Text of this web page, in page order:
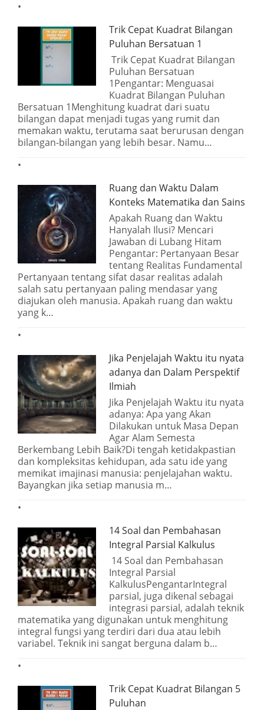
Trik Cepat Kuadrat Bilangan
Puluhan Bersatuan 1
Trik Cepat Kuadrat Bilangan
Puluhan Bersatuan
1Pengantar: Menguasai
Kuadrat Bilangan Puluhan
Bersatuan 1Menghitung kuadrat dari suatu
bilangan dapat menjadi tugas yang rumit dan
memakan waktu, terutama saat berurusan dengan
bilangan-bilangan yang lebih besar. Namu…
Ruang dan Waktu Dalam
Konteks Matematika dan Sains
Apakah Ruang dan Waktu
Hanyalah Ilusi? Mencari
Jawaban di Lubang Hitam
Pengantar: Pertanyaan Besar
tentang Realitas Fundamental
Pertanyaan tentang sifat dasar realitas adalah
salah satu pertanyaan paling mendasar yang
diajukan oleh manusia. Apakah ruang dan waktu
yang k…
Jika Penjelajah Waktu itu nyata
adanya dan Dalam Perspektif
Ilmiah
Jika Penjelajah Waktu itu nyata
adanya: Apa yang Akan
Dilakukan untuk Masa Depan
Agar Alam Semesta
Berkembang Lebih Baik?Di tengah ketidakpastian
dan kompleksitas kehidupan, ada satu ide yang
memikat imajinasi manusia: penjelajahan waktu.
Bayangkan jika setiap manusia m…
14 Soal dan Pembahasan
Integral Parsial Kalkulus
14 Soal dan Pembahasan
Integral Parsial
KalkulusPengantarIntegral
parsial, juga dikenal sebagai
integrasi parsial, adalah teknik
matematika yang digunakan untuk menghitung
integral fungsi yang terdiri dari dua atau lebih
variabel. Teknik ini sangat berguna dalam b…
Trik Cepat Kuadrat Bilangan 5
Puluhan